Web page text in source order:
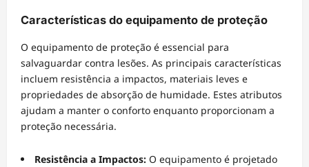
Características do equipamento de proteção
O equipamento de proteção é essencial para
salvaguardar contra lesões. As principais características
incluem resistência a impactos, materiais leves e
propriedades de absorção de humidade. Estes atributos
ajudam a manter o conforto enquanto proporcionam a
proteção necessária.
Resistência a Impactos: O equipamento é projetado